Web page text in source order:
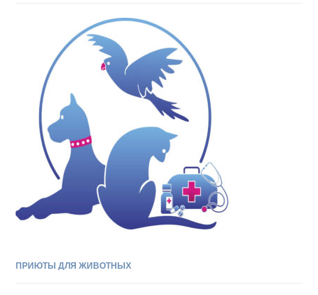
ПРИЮТЫ ДЛЯ ЖИВОТНЫХ